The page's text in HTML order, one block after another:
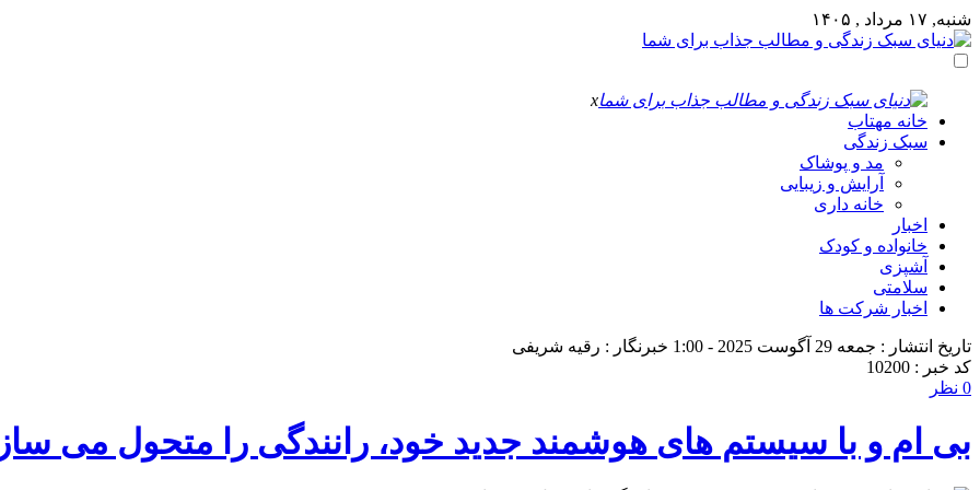
شنبه, ۱۷ مرداد , ۱۴۰۵
x
خانه مهتاب
سبک زندگی
مد و پوشاک
آرایش و زیبایی
خانه داری
اخبار
خانواده و کودک
آشپزی
سلامتی
اخبار شرکت ها
تاریخ انتشار : جمعه 29 آگوست 2025 - 1:00
خبرنگار : رقیه شریفی
کد خبر : 10200
0 نظر
بی ام و با سیستم های هوشمند جدید خود، رانندگی را متحول می